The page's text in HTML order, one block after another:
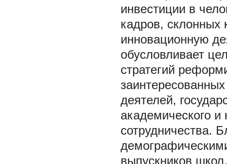
инвестиции в
кадров, склонных
инновационную
обусловливает
стратегий
деятелей,
академического
сотрудничества.
выпускников